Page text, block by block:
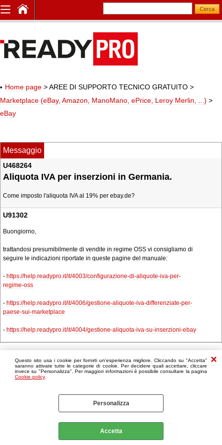
Questo sito usa i cookie per fornirti un'esperienza migliore. Cliccando su "Accetta"
saranno attivate tutte le categorie di cookie. Per decidere quali accettare, cliccare
invece su "Personalizza". Per maggiori informazioni è possibile consultare la pagina
Cookie policy.
Personalizza
Accetta
Home page > AREE DI SUPPORTO TECNICO GRATUITO >
Marketplace (eBay, Amazon, ManoMano, ePrice, Leroy Merlin, ...) >
eBay
Messaggio
U468264
Aliquota IVA per inserzioni in Germania.
Come imposto l'aliquota IVA al 19% per ebay.de?
U91302
Buongiorno,
trattandosi presumibilmente di vendite in regime OSS vi consigliamo di
seguire le indicazioni riportate in queste pagine del manuale:
- https://help.readypro.it/it/4003/configurazione-di-aliquote-iva-per-
regime-oss
- https://help.readypro.it/it/4006/gestione-aliquote-iva-differenziate-per-
paese-sui-marketplace
- https://help.readypro.it/it/4004/gestione-aliquota-iva-su-inserzioni-ebay